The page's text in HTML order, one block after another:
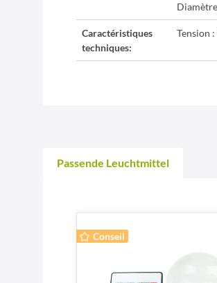
Caractéristiques
techniques:
Tension
Passende Leuchtmittel
Conseil